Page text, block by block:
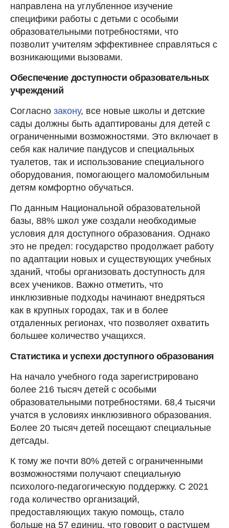
направлена на углубленное изучение
специфики работы с детьми с особыми
образовательными потребностями, что
позволит учителям эффективнее справляться с
возникающими вызовами.
Обеспечение доступности образовательных
учреждений
Согласно закону, все новые школы и детские
сады должны быть адаптированы для детей с
ограниченными возможностями. Это включает в
себя как наличие пандусов и специальных
туалетов, так и использование специального
оборудования, помогающего маломобильным
детям комфортно обучаться.
По данным Национальной образовательной
базы, 88% школ уже создали необходимые
условия для доступного образования. Однако
это не предел: государство продолжает работу
по адаптации новых и существующих учебных
зданий, чтобы организовать доступность для
всех учеников. Важно отметить, что
инклюзивные подходы начинают внедряться
как в крупных городах, так и в более
отдаленных регионах, что позволяет охватить
большее количество учащихся.
Статистика и успехи доступного образования
На начало учебного года зарегистрировано
более 216 тысяч детей с особыми
образовательными потребностями. 68,4 тысячи
учатся в условиях инклюзивного образования.
Более 20 тысяч детей посещают специальные
детсады.
К тому же почти 80% детей с ограниченными
возможностями получают специальную
психолого-педагогическую поддержку. С 2021
года количество организаций,
предоставляющих такую помощь, стало
больше на 57 единиц, что говорит о растущем